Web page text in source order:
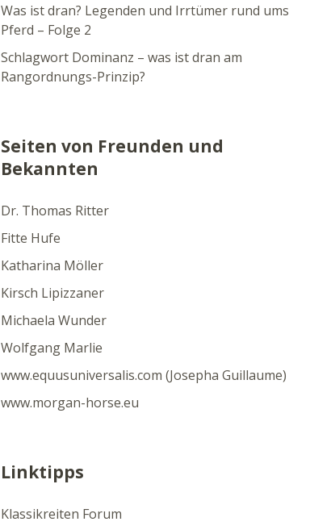
Was ist dran? Legenden und Irrtümer rund ums
Pferd – Folge 2
Schlagwort Dominanz – was ist dran am
Rangordnungs-Prinzip?
Seiten von Freunden und
Bekannten
Dr. Thomas Ritter
Fitte Hufe
Katharina Möller
Kirsch Lipizzaner
Michaela Wunder
Wolfgang Marlie
www.equusuniversalis.com (Josepha Guillaume)
www.morgan-horse.eu
Linktipps
Klassikreiten Forum